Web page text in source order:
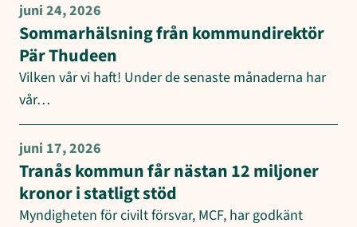
juni 24, 2026
Sommarhälsning från kommundirektör
Pär Thudeen
Vilken vår vi haft! Under de senaste månaderna har
vår…
juni 17, 2026
Tranås kommun får nästan 12 miljoner
kronor i statligt stöd
Myndigheten för civilt försvar, MCF, har godkänt